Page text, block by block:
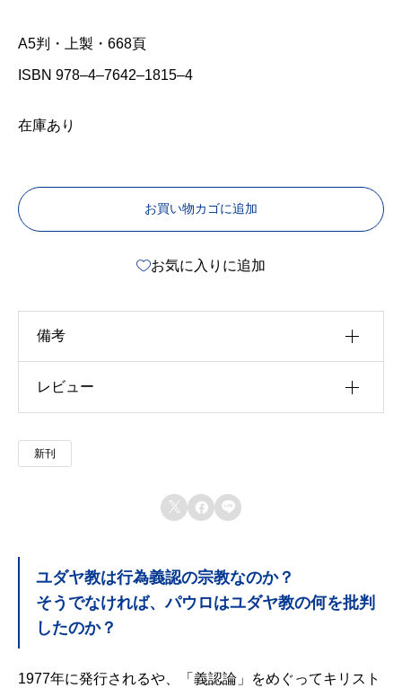
A5判・上製・668頁
ISBN 978‒4‒7642‒1815‒4
在庫あり
お買い物カゴに追加
お気に入りに追加
備考
u30b5u30a4u30ba
u51fau7248u793e
u642du8f09u6b4cu96c6
u7de8u8a33
u8272
レビュー
以前にこの商品を購入したことのあるログイン済
みのユーザーのみレビューを残すことができま
新刊
  
ユダヤ教は行為義認の宗教なのか？
そうでなければ、パウロはユダヤ教の何を批判
したのか？
1977年に発行されるや、「義認論」をめぐってキリスト